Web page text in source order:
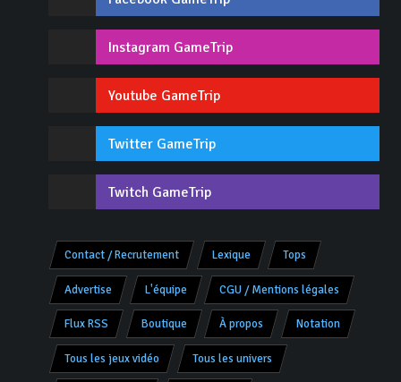
Instagram GameTrip
Youtube GameTrip
Twitter GameTrip
Twitch GameTrip
Contact / Recrutement Lexique Tops
Advertise L'équipe CGU / Mentions légales
Flux RSS Boutique À propos Notation
Tous les jeux vidéo Tous les univers